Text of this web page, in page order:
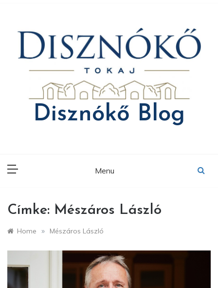
Disznókő Blog
Menu
Címke: Mészáros László
Home » Mészáros László